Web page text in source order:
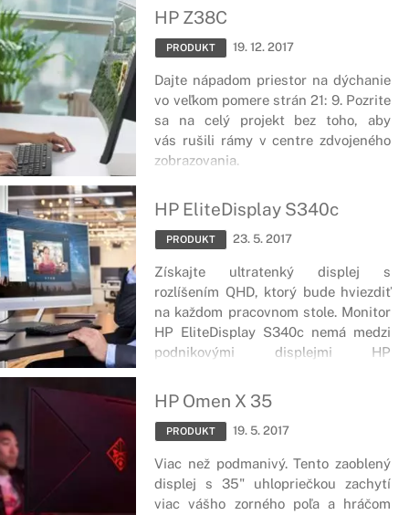
technológii NVIDIA® SHIELD™.
HP Z38C
PRODUKT 19. 12. 2017
Dajte nápadom priestor na dýchanie
vo veľkom pomere strán 21: 9. Pozrite
sa na celý projekt bez toho, aby
vás rušili rámy v centre zdvojeného
zobrazovania.
HP EliteDisplay S340c
PRODUKT 23. 5. 2017
Získajte ultratenký displej s
rozlíšením QHD, ktorý bude hviezdiť
na každom pracovnom stole. Monitor
HP EliteDisplay S340c nemá medzi
podnikovými displejmi HP
HP Omen X 35
PRODUKT 19. 5. 2017
Viac než podmanivý. Tento zaoblený
displej s 35" uhlopriečkou zachytí
viac vášho zorného poľa a hráčom